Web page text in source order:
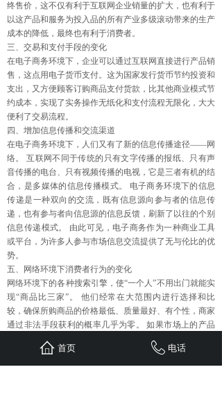
终售价，这不仅有利于互联网企业销量的扩大，也有利于
以这产品和服务为投入品的所有产业多级滚动带来的生产
成本的降低，最终也有利于消费者。
三、交易和支付手段的变化
在电子商务环境下，企业可以通过互联网直接进行产品销
售，这点用电子货币支付。这为国家发行货币节约投资和
支出，又方便顾客订购商品支付货款，比其他商业模式节
约成本，实现了实务操作无纸化和支付流程无限化，大大
便利了交易流程。
四、增加信息传播和交流渠道
在电子商务环境下，人们又有了新的信息传播途径——网
络。 互联网不同于传统的只有文字传播的报纸、只有声
音传播的电台、只有视频传播的电视，它是三者有机的结
合，是多媒体的信息传播模式。 电子商务环境下的信息
传递是一种双向的交流，既有信息源向参与者的信息传
递，也有参与者向信息源的信息反馈，刷新了以往的个别
信息传递模式。 由此可见，电子商务作为一种商业工具
或平台，为许多人参与市场信息交流提供了无与伦比的优
势。
五、网络环境下消费者行为的变化
网络环境下的各种搜索引擎，使“一个人”不用出门就能实
现“商品比三家”。 他们经常在大范围内进行选择和比
较，确保所购商品的价格最低、质量最好、有个性，商家
通过非法手段获利的概率几乎为零。 如果市场上的产品
不能满足需求，他们会主动向厂家表达自己的想法，不自
觉地参加企业新产品开发等活动，这与以前消费者的被动
接受产品形成了鲜明的对比。
首页 电话